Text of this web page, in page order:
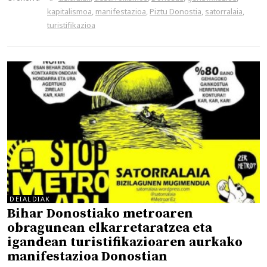
kapitalismoa, manifestazioa, Piztu Donostia, satorralaia,
turistifikazioa
DEIALDIAK
Bihar Donostiako metroaren
obragunean elkarretaratzea eta
igandean turistifikazioaren aurkako
manifestazioa Donostian